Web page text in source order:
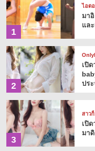
1
ไอด
มา
แล
2
เปิ
ปร
3
สาว
เปิ
มา